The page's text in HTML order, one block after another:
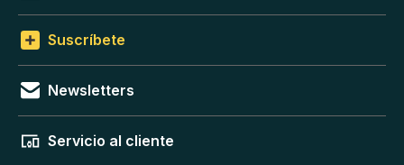
Suscríbete
Newsletters
Servicio al cliente